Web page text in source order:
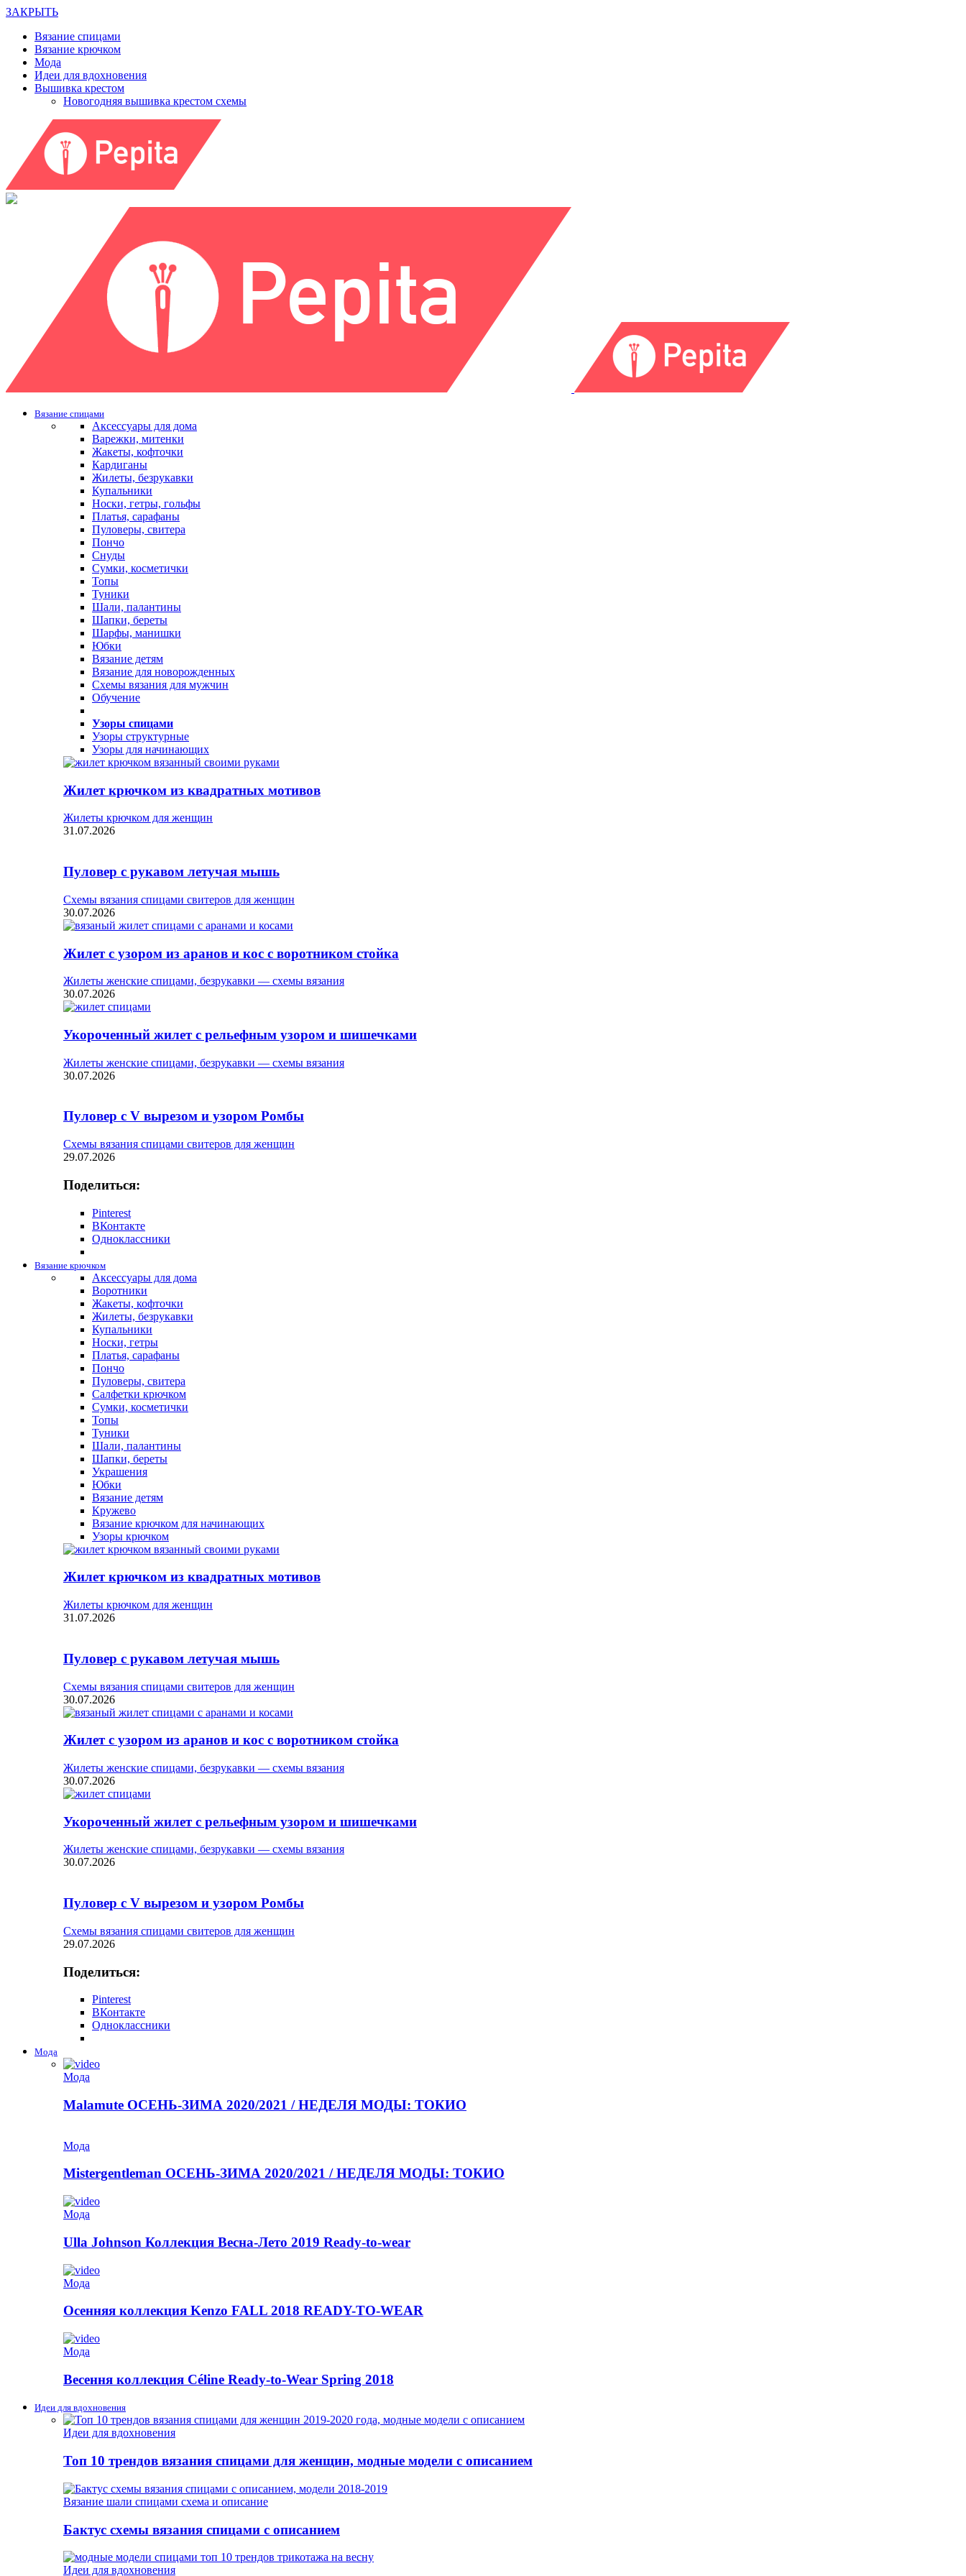
ЗАКРЫТЬ
Вязание спицами
Вязание крючком
Мода
Идеи для вдохновения
Вышивка крестом
Новогодняя вышивка крестом схемы
Вязание спицами
Аксессуары для дома
Варежки, митенки
Жакеты, кофточки
Кардиганы
Жилеты, безрукавки
Купальники
Носки, гетры, гольфы
Платья, сарафаны
Пуловеры, свитера
Пончо
Снуды
Сумки, косметички
Топы
Туники
Шали, палантины
Шапки, береты
Шарфы, манишки
Юбки
Вязание детям
Вязание для новорожденных
Схемы вязания для мужчин
Обучение
Узоры спицами
Узоры структурные
Узоры для начинающих
Жилет крючком из квадратных мотивов
Жилеты крючком для женщин
31.07.2026
Пуловер с рукавом летучая мышь
Схемы вязания спицами свитеров для женщин
30.07.2026
Жилет с узором из аранов и кос с воротником стойка
Жилеты женские спицами, безрукавки — схемы вязания
30.07.2026
Укороченный жилет с рельефным узором и шишечками
Жилеты женские спицами, безрукавки — схемы вязания
30.07.2026
Пуловер с V вырезом и узором Ромбы
Схемы вязания спицами свитеров для женщин
29.07.2026
Поделиться:
Pinterest
ВКонтакте
Одноклассники
Вязание крючком
Аксессуары для дома
Воротники
Жакеты, кофточки
Жилеты, безрукавки
Купальники
Носки, гетры
Платья, сарафаны
Пончо
Пуловеры, свитера
Салфетки крючком
Сумки, косметички
Топы
Туники
Шали, палантины
Шапки, береты
Украшения
Юбки
Вязание детям
Кружево
Вязание крючком для начинающих
Узоры крючком
Жилет крючком из квадратных мотивов
Жилеты крючком для женщин
31.07.2026
Пуловер с рукавом летучая мышь
Схемы вязания спицами свитеров для женщин
30.07.2026
Жилет с узором из аранов и кос с воротником стойка
Жилеты женские спицами, безрукавки — схемы вязания
30.07.2026
Укороченный жилет с рельефным узором и шишечками
Жилеты женские спицами, безрукавки — схемы вязания
30.07.2026
Пуловер с V вырезом и узором Ромбы
Схемы вязания спицами свитеров для женщин
29.07.2026
Поделиться:
Pinterest
ВКонтакте
Одноклассники
Мода
Мода
Malamute ОСЕНЬ-ЗИМА 2020/2021 / НЕДЕЛЯ МОДЫ: ТОКИО
Мода
Mistergentleman ОСЕНЬ-ЗИМА 2020/2021 / НЕДЕЛЯ МОДЫ: ТОКИО
Мода
Ulla Johnson Коллекция Весна-Лето 2019 Ready-to-wear
Мода
Осенняя коллекция Kenzo FALL 2018 READY-TO-WEAR
Мода
Весення коллекция Céline Ready-to-Wear Spring 2018
Идеи для вдохновения
Идеи для вдохновения
Топ 10 трендов вязания спицами для женщин, модные модели с описанием
Вязание шали спицами схема и описание
Бактус схемы вязания спицами с описанием
Идеи для вдохновения